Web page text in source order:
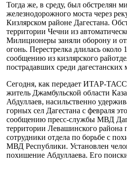
Тогда же, в среду, был обстрелян
железнодорожного моста через
Кизлярском районе Дагестана.
территории Чечни из
Милиционеры заняли оборону и
огонь. Перестрелка длилась около
сообщению из кизлярского
пострадавших среди
Сегодня, как передает ИТАР-
житель Джамбульской области
Абдуллаев, насильственно
горных сел Дагестана с февраля
сообщению пресс-службы МВД
территории Левашинского района
сотрудники отдела по борьбе с
МВД Республики. Установлен
похишение Абдуллаева. Его